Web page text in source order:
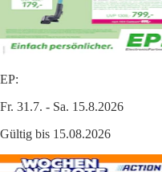
EP:
Fr. 31.7. - Sa. 15.8.2026
Gültig bis 15.08.2026